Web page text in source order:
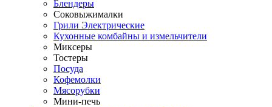
Блендеры
Соковыжималки
Грили Электрические
Кухонные комбайны и измельчители
Миксеры
Тостеры
Посуда
Кофемолки
Мясорубки
Мини-печь